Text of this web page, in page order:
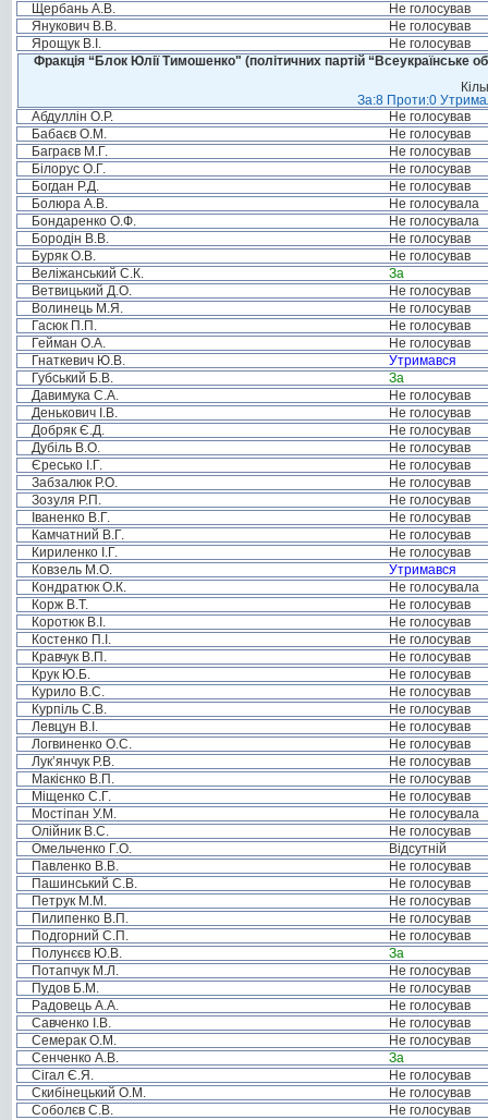
Щербань А.В.
Не голосував
Янукович В.В.
Не голосував
Ярощук В.І.
Не голосував
Фракція “Блок Юлії Тимошенко" (політичних партій “Всеукраїнське
За:8 Проти:0
Абдуллін О.Р.
Не голосував
Бабаєв О.М.
Не голосував
Баграєв М.Г.
Не голосував
Білорус О.Г.
Не голосував
Богдан Р.Д.
Не голосував
Болюра А.В.
Не голосувала
Бондаренко О.Ф.
Не голосувала
Бородін В.В.
Не голосував
Буряк О.В.
Не голосував
Веліжанський С.К.
За
Ветвицький Д.О.
Не голосував
Волинець М.Я.
Не голосував
Гасюк П.П.
Не голосував
Гейман О.А.
Не голосував
Гнаткевич Ю.В.
Утримався
Губський Б.В.
За
Давимука С.А.
Не голосував
Денькович І.В.
Не голосував
Добряк Є.Д.
Не голосував
Дубіль В.О.
Не голосував
Єресько І.Г.
Не голосував
Забзалюк Р.О.
Не голосував
Зозуля Р.П.
Не голосував
Іваненко В.Г.
Не голосував
Камчатний В.Г.
Не голосував
Кириленко І.Г.
Не голосував
Ковзель М.О.
Утримався
Кондратюк О.К.
Не голосувала
Корж В.Т.
Не голосував
Коротюк В.І.
Не голосував
Костенко П.І.
Не голосував
Кравчук В.П.
Не голосував
Крук Ю.Б.
Не голосував
Курило В.С.
Не голосував
Курпіль С.В.
Не голосував
Левцун В.І.
Не голосував
Логвиненко О.С.
Не голосував
Лук’янчук Р.В.
Не голосував
Макієнко В.П.
Не голосував
Міщенко С.Г.
Не голосував
Мостіпан У.М.
Не голосувала
Олійник В.С.
Не голосував
Омельченко Г.О.
Відсутній
Павленко В.В.
Не голосував
Пашинський С.В.
Не голосував
Петрук М.М.
Не голосував
Пилипенко В.П.
Не голосував
Подгорний С.П.
Не голосував
Полунєєв Ю.В.
За
Потапчук М.Л.
Не голосував
Пудов Б.М.
Не голосував
Радовець А.А.
Не голосував
Савченко І.В.
Не голосував
Семерак О.М.
Не голосував
Сенченко А.В.
За
Сігал Є.Я.
Не голосував
Скибінецький О.М.
Не голосував
Соболєв С.В.
Не голосував